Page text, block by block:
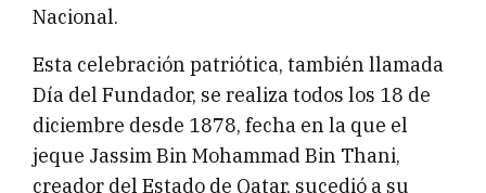
Nacional.
Esta celebración patriótica, también llamada
Día del Fundador, se realiza todos los 18 de
diciembre desde 1878, fecha en la que el
jeque Jassim Bin Mohammad Bin Thani,
creador del Estado de Qatar, sucedió a su